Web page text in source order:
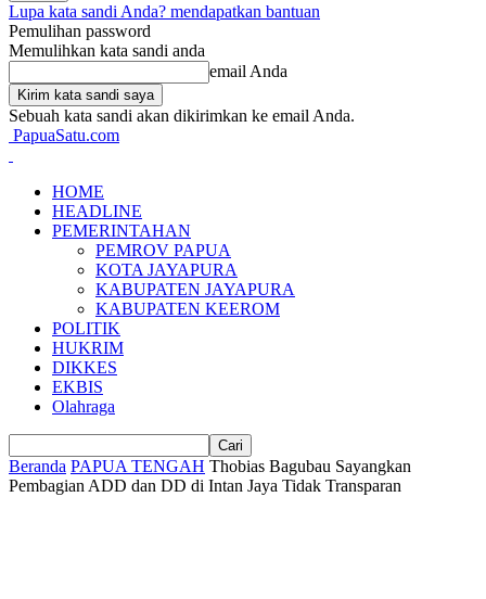
Lupa kata sandi Anda? mendapatkan bantuan
Pemulihan password
Memulihkan kata sandi anda
email Anda
Sebuah kata sandi akan dikirimkan ke email Anda.
PapuaSatu.com
HOME
HEADLINE
PEMERINTAHAN
PEMROV PAPUA
KOTA JAYAPURA
KABUPATEN JAYAPURA
KABUPATEN KEEROM
POLITIK
HUKRIM
DIKKES
EKBIS
Olahraga
Beranda PAPUA TENGAH Thobias Bagubau Sayangkan
Pembagian ADD dan DD di Intan Jaya Tidak Transparan